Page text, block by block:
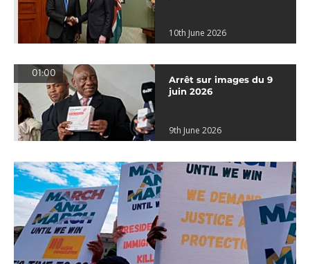
10th June 2026
01:00
Arrêt sur images du 9
juin 2026
9th June 2026